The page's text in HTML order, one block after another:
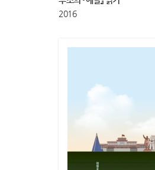
2016